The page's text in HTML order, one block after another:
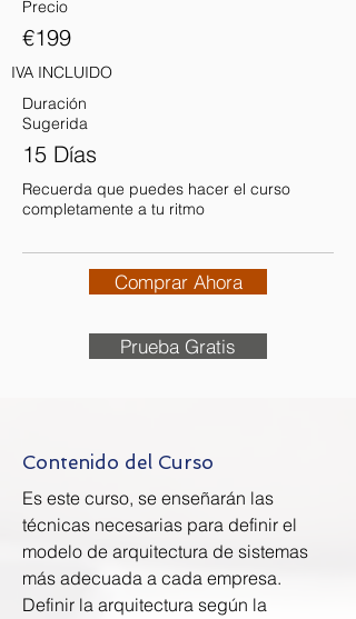
Precio
€199
IVA INCLUIDO
Duración
Sugerida
15 Días
Recuerda que puedes hacer el curso
completamente a tu ritmo
Comprar Ahora
Prueba Gratis
Contenido del Curso
Es este curso, se enseñarán las
técnicas necesarias para definir el
modelo de arquitectura de sistemas
más adecuada a cada empresa.
Definir la arquitectura según la